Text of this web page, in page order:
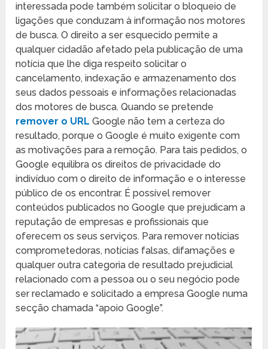
interessada pode também solicitar o bloqueio de
ligações que conduzam à informação nos motores
de busca. O direito a ser esquecido permite a
qualquer cidadão afetado pela publicação de uma
notícia que lhe diga respeito solicitar o
cancelamento, indexação e armazenamento dos
seus dados pessoais e informações relacionadas
dos motores de busca. Quando se pretende
remover o URL Google não tem a certeza do
resultado, porque o Google é muito exigente com
as motivações para a remoção. Para tais pedidos, o
Google equilibra os direitos de privacidade do
indivíduo com o direito de informação e o interesse
público de os encontrar. É possível remover
conteúdos publicados no Google que prejudicam a
reputação de empresas e profissionais que
oferecem os seus serviços. Para remover notícias
comprometedoras, notícias falsas, difamações e
qualquer outra categoria de resultado prejudicial
relacionado com a pessoa ou o seu negócio pode
ser reclamado e solicitado a empresa Google numa
secção chamada “apoio Google”.